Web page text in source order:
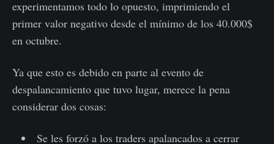
experimentamos todo lo opuesto, imprimiendo el
primer valor negativo desde el mínimo de los 40.000$
en octubre.
Ya que esto es debido en parte al evento de
despalancamiento que tuvo lugar, merece la pena
considerar dos cosas:
Se les forzó a los traders apalancados a cerrar